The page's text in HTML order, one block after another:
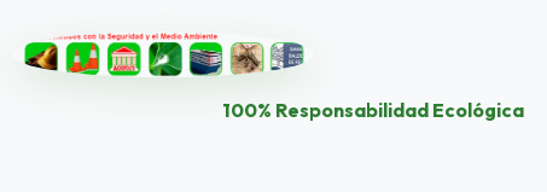
100% Responsabilidad Ecológica